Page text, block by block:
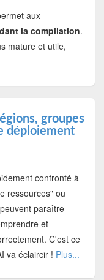
aux
la compilation.
mature et utile,
groupes
déploiement
confronté à
ressources" ou
paraître
et
C'est ce
va éclaircir ! Plus...